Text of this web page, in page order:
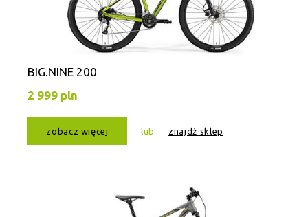
BIG.NINE 200
2 999 pln
zobacz więcej lub znajdź sklep